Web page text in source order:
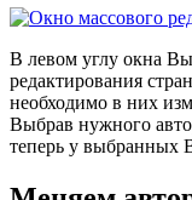
В левом углу окна
редактирования
необходимо в них
Выбрав нужного
теперь у выбранных